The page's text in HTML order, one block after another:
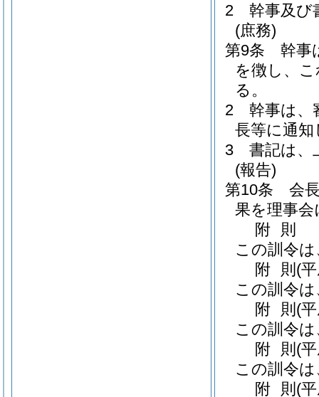
2
幹事及び
(庶務)
第9条
幹事
を徴し、
る。
2
幹事は、
長等に通
3
書記は、
(報告)
第10条
会
果を理事
附 則
この訓令
附 則 (
この訓令
附 則 (
この訓令
附 則 (
この訓令
附 則 (